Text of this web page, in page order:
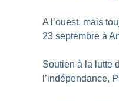
A l’ouest, mais
23 septembre à
Soutien à la lutte
l’indépendance,